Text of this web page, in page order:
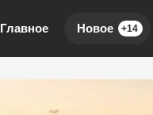
Главное Новое +14